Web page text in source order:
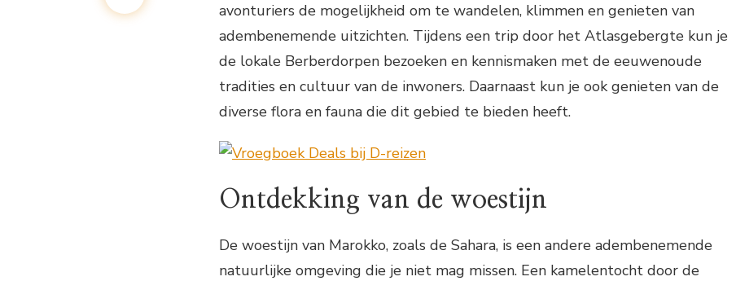
avonturiers de mogelijkheid om te wandelen, klimmen en genieten van
adembenemende uitzichten. Tijdens een trip door het Atlasgebergte kun je
de lokale Berberdorpen bezoeken en kennismaken met de eeuwenoude
tradities en cultuur van de inwoners. Daarnaast kun je ook genieten van de
diverse flora en fauna die dit gebied te bieden heeft.
Ontdekking van de woestijn
De woestijn van Marokko, zoals de Sahara, is een andere adembenemende
natuurlijke omgeving die je niet mag missen. Een kamelentocht door de